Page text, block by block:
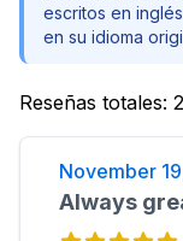
escritos en
en su idioma
Reseñas totales: 2
November
Always